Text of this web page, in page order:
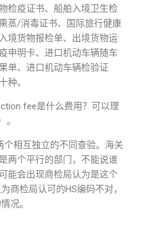
检疫证书、船舶入境卫生检
蒸/消毒证书、国际旅行健康
境货物报检单、出境货物运
申明卡、进口机动车辆随车
单、进口机动车辆检验证
种。
fee是什么费用？可以理
个相互独立的不同查验。海关
两个平行的部门，不能说谁
能会出现商检局认为是这个
商检局认可的HS编码不对，
况。